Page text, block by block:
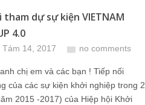
tham dự sự kiện VIETNAM
4.0
Tám 14, 2017 no comments
chị em và các bạn ! Tiếp nối
của các sự kiện khởi nghiệp trong 2
2015 -2017) của Hiệp hội Khởi